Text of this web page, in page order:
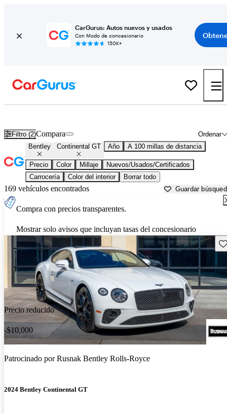
CarGurus: Autos nuevos y usados
Con Modo de concesionario
150K+
Filtro (2) Ordenar
Compara
Bentley Continental GT Año A 100 millas de distancia
Precio Color Millaje
Nuevos/Usados/Certificados
Carrocería
Color del interior Borrar todo
169 vehículos encontrados Guardar
Compra con precios transparentes.
Mostrar solo avisos que incluyan tasas del concesionario
Precio reducido
-$10,000
Patrocinado porRusnak Bentley Rolls-Royce
2024 Bentley Continental GT